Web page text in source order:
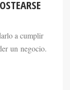
a cumplir
un negocio.